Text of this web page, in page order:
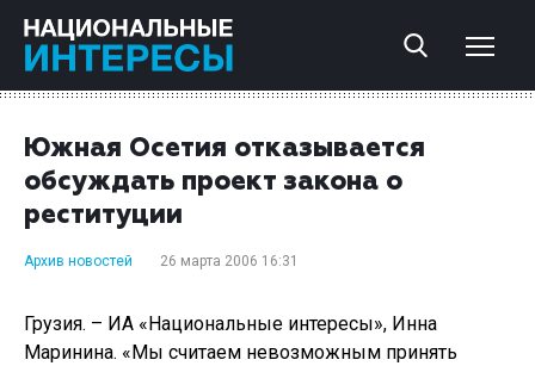
Южная Осетия отказывается
обсуждать проект закона о
реституции
Архив новостей 26 марта 2006 16:31
Грузия. – ИА «Национальные интересы», Инна
Маринина. «Мы считаем невозможным принять